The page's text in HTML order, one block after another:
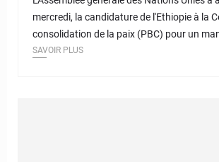
mercredi, la candidature de l'Ethiopie à la
consolidation de la paix (PBC) pour un
SAVOIR PLUS